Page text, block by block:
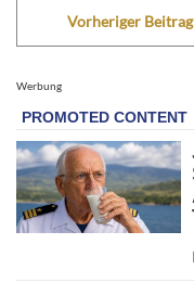
Vorheriger Beitrag
Werbung